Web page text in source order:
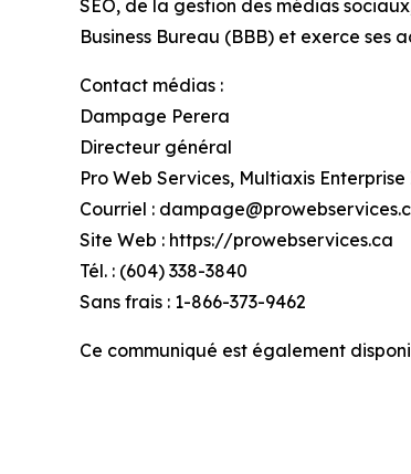
SEO, de la gestion des médias
Business Bureau (BBB) et exerce
Contact médias :
Dampage Perera
Directeur général
Pro Web Services, Multiaxis Enterprise
Courriel :
Site Web : https://prowebservices.ca
Tél. : (604) 338-3840
Sans frais : 1-866-373-9462
Ce communiqué est également